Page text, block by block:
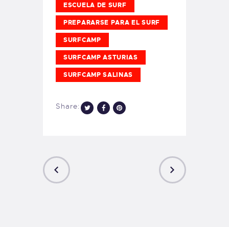
ESCUELA DE SURF
PREPARARSE PARA EL SURF
SURFCAMP
SURFCAMP ASTURIAS
SURFCAMP SALINAS
Share: